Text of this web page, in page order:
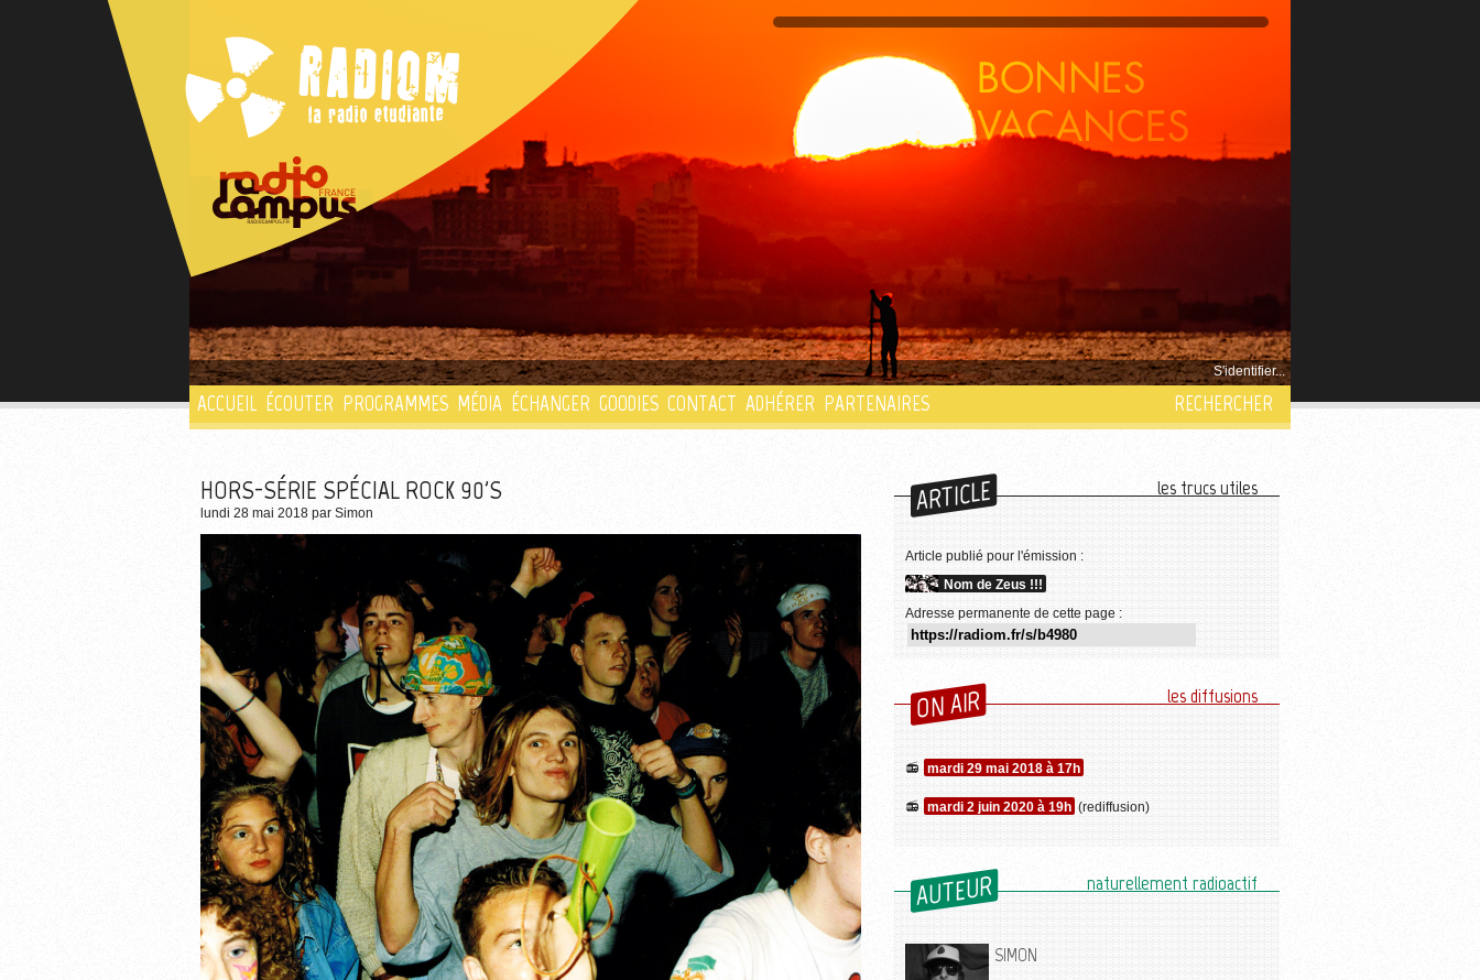
S'identifier...
ACCUEIL ÉCOUTER PROGRAMMES MÉDIA ÉCHANGER GOODIES CONTACT ADHÉRER PARTENAIRES RECHERCHER
HORS-SÉRIE SPÉCIAL ROCK 90'S
lundi 28 mai 2018 par Simon ARTICLE les trucs utiles
Article publié pour l'émission :
Nom de Zeus !!!
Adresse permanente de cette page :
ON AIR les diffusions
mardi 29 mai 2018 à 17h
mardi 2 juin 2020 à 19h (rediffusion)
AUTEUR naturellement radioactif
SIMON